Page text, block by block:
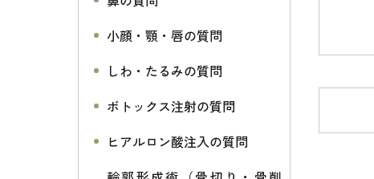
小顔・顎・唇の質問
しわ・たるみの質問
ボトックス注射の質問
ヒアルロン酸注入の質問